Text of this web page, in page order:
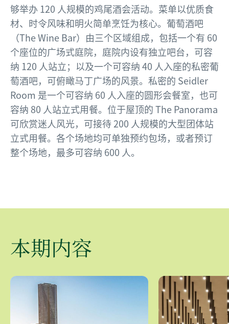
够举办 120 人规模的鸡尾酒会活动。菜单以优质食
材、时令风味和明火简单烹饪为核心。葡萄酒吧
（The Wine Bar）由三个区域组成，包括一个有 60
个座位的广场式庭院，庭院内设有独立吧台，可容
纳 120 人站立；以及一个可容纳 40 人入座的私密葡
萄酒吧，可俯瞰马丁广场的风景。私密的 Seidler
Room 是一个可容纳 60 人入座的圆形会餐室，也可
容纳 80 人站立式用餐。位于屋顶的 The Panorama
可欣赏迷人风光，可接待 200 人规模的大型团体站
立式用餐。各个场地均可单独预约包场，或者预订
整个场地，最多可容纳 600 人。
本期内容